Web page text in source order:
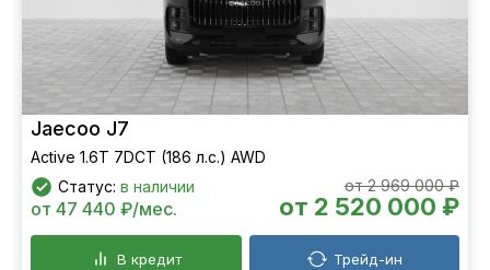
Jaecoo J7
Active 1.6T 7DCT (186 л.с.) AWD
Статус: в наличии от 2 969 000 ₽
от 2 520 000 ₽
от 47 440 ₽/мес.
В кредит Трейд-ин